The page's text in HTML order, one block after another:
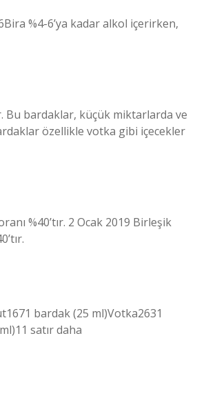
%4-6’ya kadar alkol içerirken,
Bu bardaklar, küçük miktarlarda ve
özellikle votka gibi içecekler
%40’tır. 2 Ocak 2019 Birleşik
bardak (25 ml)Votka2631
satır daha